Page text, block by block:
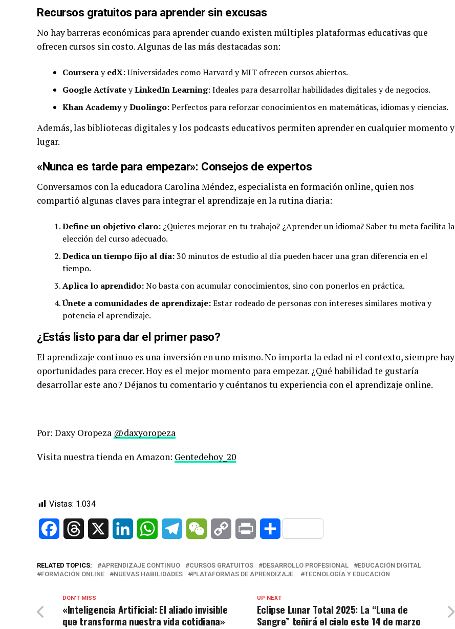
Recursos gratuitos para aprender sin excusas
No hay barreras económicas para aprender cuando existen múltiples plataformas educativas que
ofrecen cursos sin costo. Algunas de las más destacadas son:
CourserayedX: Universidades como Harvard y MIT ofrecen cursos abiertos.
Google ActívateyLinkedIn Learning: Ideales para desarrollar habilidades digitales y de negocios.
Khan AcademyyDuolingo: Perfectos para reforzar conocimientos en matemáticas, idiomas y ciencias.
Además, las bibliotecas digitales y los podcasts educativos permiten aprender en cualquier momento y
lugar.
«Nunca es tarde para empezar»: Consejos de expertos
Conversamos con la educadora Carolina Méndez, especialista en formación online, quien nos
compartió algunas claves para integrar el aprendizaje en la rutina diaria:
Define un objetivo claro: ¿Quieres mejorar en tu trabajo? ¿Aprender un idioma? Saber tu meta facilita la
elección del curso adecuado.
Dedica un tiempo fijo al día:30 minutos de estudio al día pueden hacer una gran diferencia en el
tiempo.
Aplica lo aprendido:No basta con acumular conocimientos, sino con ponerlos en práctica.
Únete a comunidades de aprendizaje:Estar rodeado de personas con intereses similares motiva y
potencia el aprendizaje.
¿Estás listo para dar el primer paso?
El aprendizaje continuo es una inversión en uno mismo. No importa la edad ni el contexto, siempre hay
oportunidades para crecer. Hoy es el mejor momento para empezar. ¿Qué habilidad te gustaría
desarrollar este año? Déjanos tu comentario y cuéntanos tu experiencia con el aprendizaje online.
Por: Daxy Oropeza @daxyoropeza
Visita nuestra tienda en Amazon: Gentedehoy_20
Vistas: 1.034
FacebookThreads LinkedIn WhatsAppTelegramWeChat Copy Print Compartir
RELATED TOPICS: APRENDIZAJE CONTINUO CURSOS GRATUITOS DESARROLLO PROFESIONAL
EDUCACIÓN DIGITAL
FORMACIÓN ONLINE
NUEVAS HABILIDADES PLATAFORMAS DE APRENDIZAJE. TECNOLOGÍA Y EDUCACIÓN
UP NEXT
Eclipse Lunar Total 2025: La “Luna de
Sangre” teñirá el cielo este 14 de marzo
DON'T MISS
«Inteligencia Artificial: El aliado invisible
que transforma nuestra vida cotidiana»